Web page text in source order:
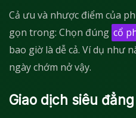
Cả ưu và nhược điểm của
gọn trong: Chọn đúng cổ
bao giờ là dễ cả. Ví dụ như
ngày chớm nở vậy.
Giao dịch siêu đẳng